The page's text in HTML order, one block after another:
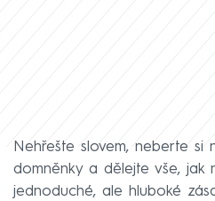
Nehřešte slovem, neberte si
domněnky a dělejte vše, jak
jednoduché, ale hluboké